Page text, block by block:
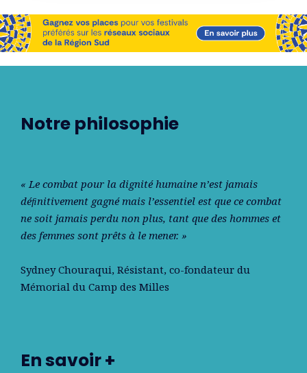
Notre philosophie
« Le combat pour la dignité humaine n’est jamais
déﬁnitivement gagné mais l’essentiel est que ce combat
ne soit jamais perdu non plus, tant que des hommes et
des femmes sont prêts à le mener. »
Sydney Chouraqui, Résistant, co-fondateur du
Mémorial du Camp des Milles
En savoir +